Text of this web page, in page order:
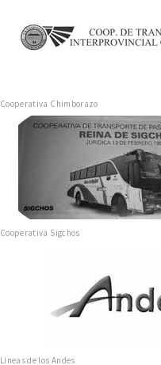
Cooperativa Chimborazo
Cooperativa Sigchos
Lineas de los Andes